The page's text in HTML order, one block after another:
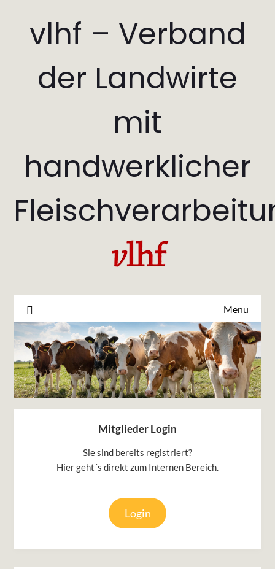
vlhf – Verband
der Landwirte
mit
handwerklicher
Menu
Mitglieder Login
Sie sind bereits registriert?
Hier geht´s direkt zum Internen Bereich.
Login